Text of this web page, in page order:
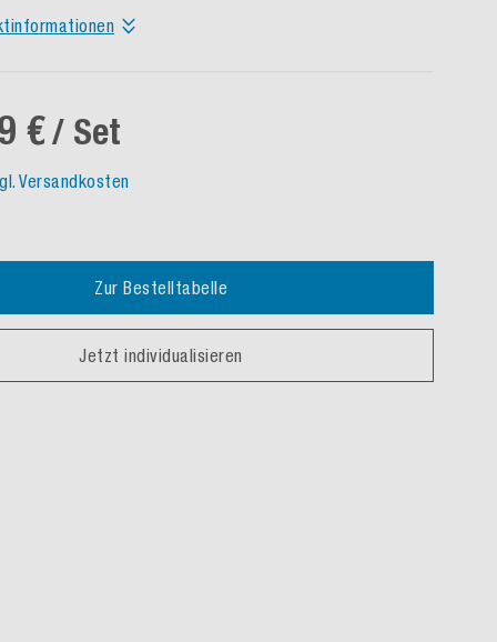
€/ Set
Versandkosten
Zur Bestelltabelle
Jetzt individualisieren